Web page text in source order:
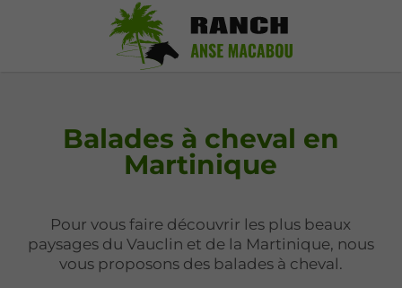
Balades à cheval en
Martinique
Pour vous faire découvrir les plus beaux
paysages du Vauclin et de la Martinique, nous
vous proposons des balades à cheval.